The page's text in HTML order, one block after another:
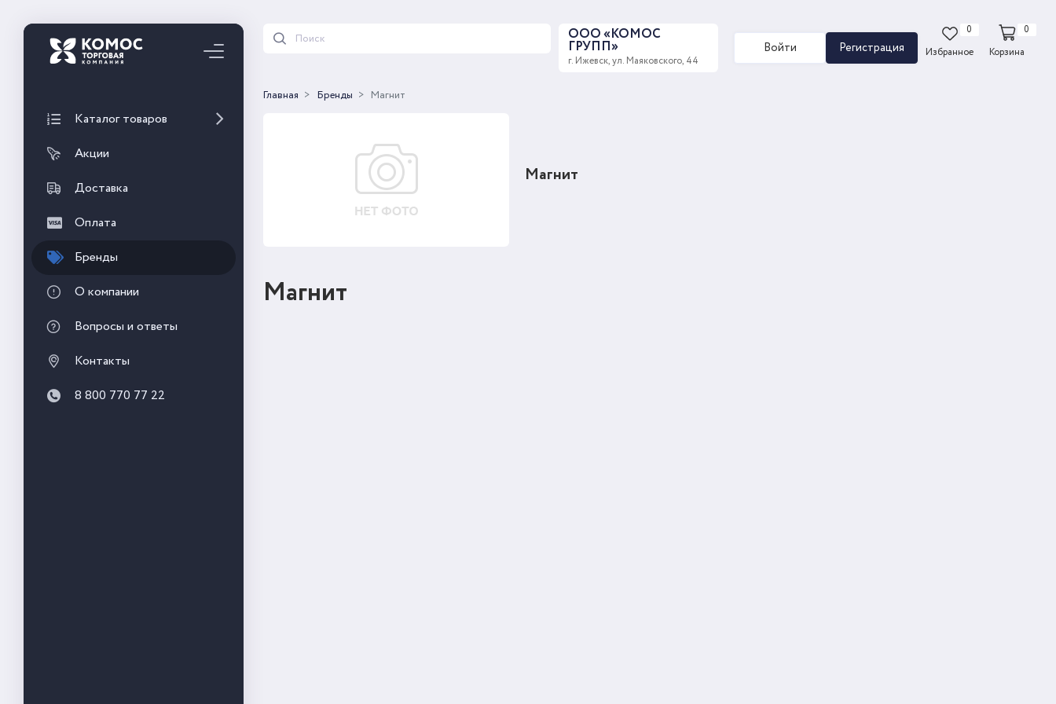
Каталог товаров
Акции
Доставка
Оплата
Бренды
О компании
Вопросы и ответы
Контакты
8 800 770 77 22
ООО «КОМОС
ГРУПП»
г. Ижевск, ул. Маяковского, 44
Войти Регистрация
0
Избранное
0
Корзина
Главная Бренды Магнит
Магнит
Магнит